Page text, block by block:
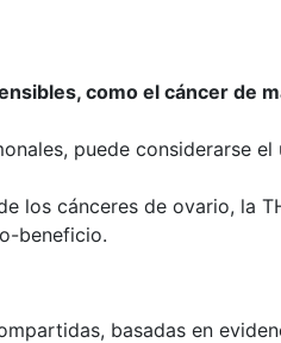
como el cáncer de
puede considerarse
los cánceres de ovario, la
beneficio.
basadas en